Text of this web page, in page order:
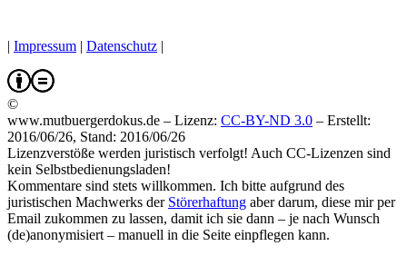
| Impressum | Datenschutz |
©
www.mutbuergerdokus.de – Lizenz: CC-BY-ND 3.0 – Erstellt:
2016/06/26, Stand: 2016/06/26
Lizenzverstöße werden juristisch verfolgt! Auch CC-Lizenzen sind
kein Selbstbedienungsladen!
Kommentare sind stets willkommen. Ich bitte aufgrund des
juristischen Machwerks der Störerhaftung aber darum, diese mir per
Email zukommen zu lassen, damit ich sie dann – je nach Wunsch
(de)anonymisiert – manuell in die Seite einpflegen kann.